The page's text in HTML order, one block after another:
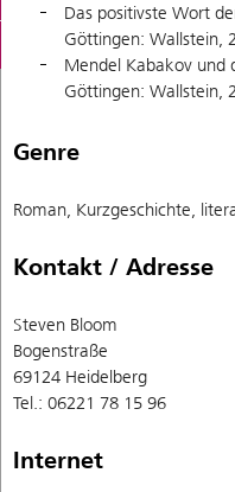
Das positivste Wort
Göttingen: Wallstein,
Mendel Kabakov und
Göttingen: Wallstein,
Genre
Roman, Kurzgeschichte,
Kontakt / Adresse
Steven Bloom
Bogenstraße
69124 Heidelberg
Tel.: 06221 78 15 96
Internet